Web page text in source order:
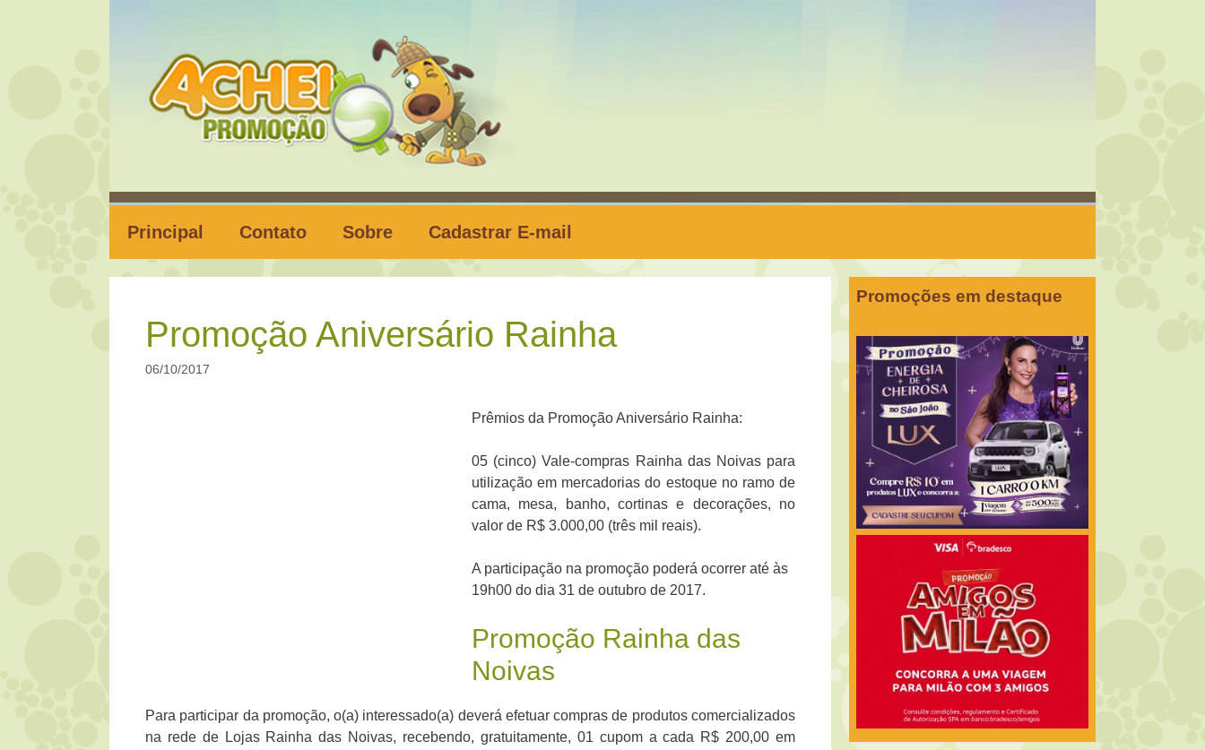
Principal Contato Sobre Cadastrar E-mail
Promoção Aniversário Rainha
06/10/2017
Prêmios da Promoção Aniversário Rainha:
05 (cinco) Vale-compras Rainha das Noivas para
utilização em mercadorias do estoque no ramo de
cama, mesa, banho, cortinas e decorações, no
valor de R$ 3.000,00 (três mil reais).
A participação na promoção poderá ocorrer até às
19h00 do dia 31 de outubro de 2017.
Promoção Rainha das
Noivas
Para participar da promoção, o(a) interessado(a) deverá efetuar compras de produtos comercializados
na rede de Lojas Rainha das Noivas, recebendo, gratuitamente, 01 cupom a cada R$ 200,00 em
Promoções em destaque